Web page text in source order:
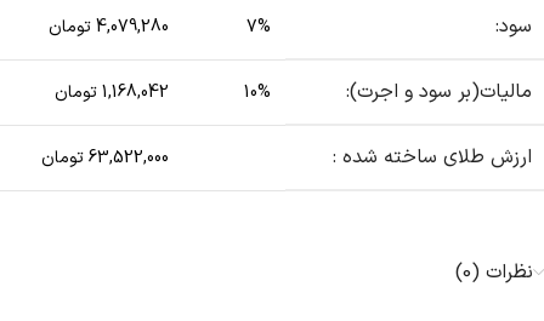
سود: 7% 4,079,280 تومان
مالیات(بر سود و اجرت): 10% 1,168,042 تومان
ارزش طلای ساخته شده : 63,522,000 تومان
نظرات (0)